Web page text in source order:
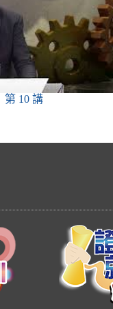
第 10 講